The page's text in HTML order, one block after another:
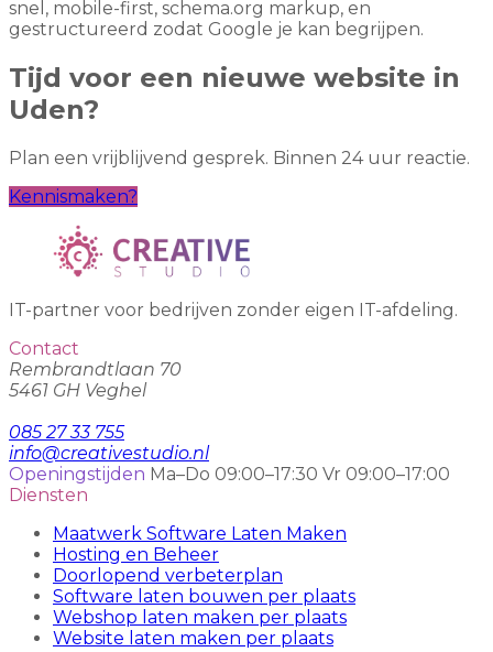
snel, mobile-first, schema.org markup, en
gestructureerd zodat Google je kan begrijpen.
Tijd voor een nieuwe website in
Uden?
Plan een vrijblijvend gesprek. Binnen 24 uur reactie.
Kennismaken?
IT-partner voor bedrijven zonder eigen IT-afdeling.
Contact
Rembrandtlaan 70
5461 GH Veghel
085 27 33 755
info@creativestudio.nl
Openingstijden Ma–Do 09:00–17:30 Vr 09:00–17:00
Diensten
Maatwerk Software Laten Maken
Hosting en Beheer
Doorlopend verbeterplan
Software laten bouwen per plaats
Webshop laten maken per plaats
Website laten maken per plaats